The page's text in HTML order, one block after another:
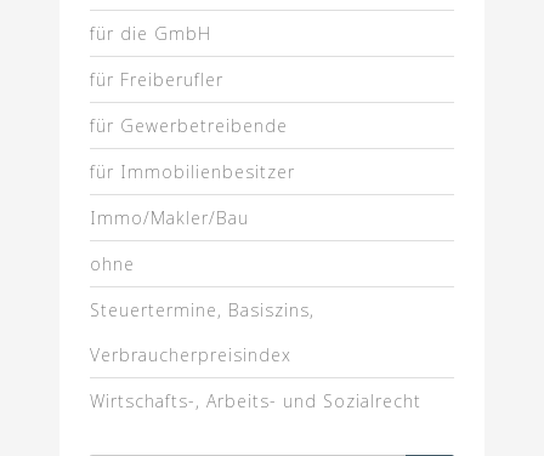
für die GmbH
für Freiberufler
für Gewerbetreibende
für Immobilienbesitzer
Immo/Makler/Bau
ohne
Steuertermine, Basiszins,
Verbraucherpreisindex
Wirtschafts-, Arbeits- und Sozialrecht